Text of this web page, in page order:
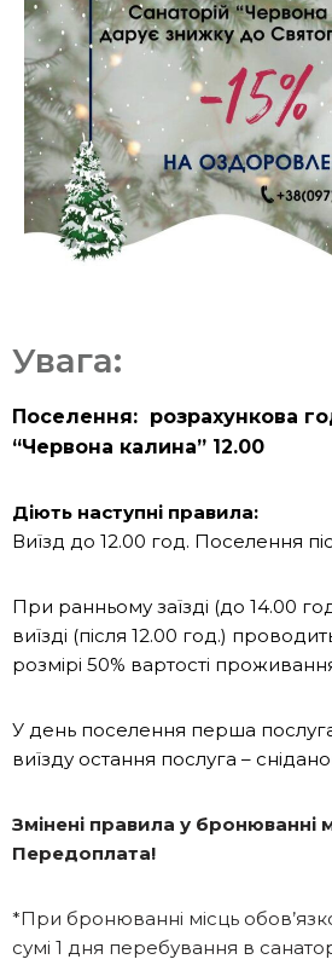
Увага:
Поселення: розрахункова
“Червона калина” 12.00
Діють наступні правила:
Виїзд до 12.00 год. Поселення
При ранньому заїзді (до 14.00
виїзді (після 12.00 год.)
розмірі 50% вартості
У день поселення перша
виїзду остання послуга –
Змінені правила у бронюванні
Передоплата!
*При бронюванні місць
сумі 1 дня перебування в